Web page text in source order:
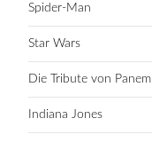
Spider-Man
Star Wars
Die Tribute von Panem
Indiana Jones